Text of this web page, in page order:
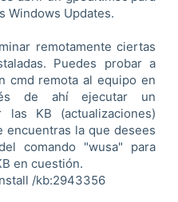
Windows Updates.
remotamente ciertas
Puedes probar a
cmd remota al equipo en
de ahí ejecutar un
las KB (actualizaciones)
encuentras la que desees
comando "wusa" para
en cuestión.
/kb:2943356